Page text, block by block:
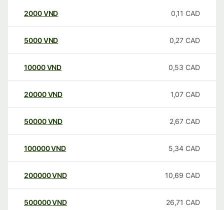
2000VND 0,11 CAD
5000VND 0,27 CAD
10000 VND 0,53 CAD
20000 VND 1,07 CAD
50000 VND 2,67 CAD
100000VND 5,34 CAD
200000VND 10,69 CAD
500000VND 26,71 CAD